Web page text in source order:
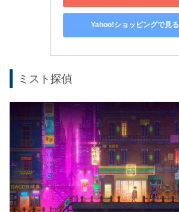
Yahoo!ショッピングで見る
ミスト探偵